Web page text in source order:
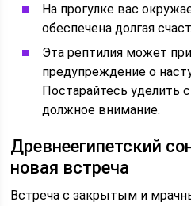
На прогулке вас
обеспечена долгая
Эта рептилия может
предупреждение о
Постарайтесь уделить
должное внимание.
Древнеегипетский
новая встреча
Встреча с закрытым и